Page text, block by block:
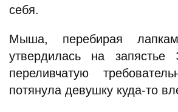
себя.
Мыша, перебирая
утвердилась на запястье
переливчатую
потянула девушку куда-то